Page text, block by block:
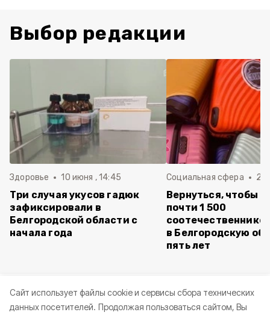
Cайт использует файлы cookie и сервисы сбора технических
данных посетителей. Продолжая пользоваться сайтом, Вы
Выбор редакции
Здоровье 10 июня , 14:45
Три случая укусов гадюк
зафиксировали в
Белгородской области с
начала года
Социальная сфера 20
Вернуться, чтобы
почти 1 500
в Белгородскую
пять лет